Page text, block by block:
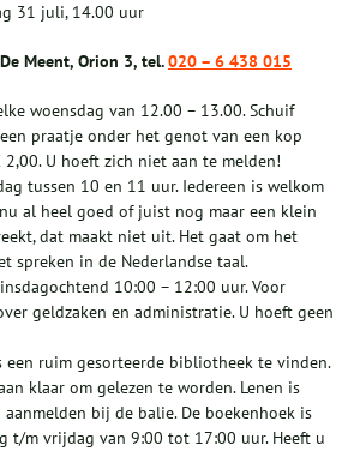
31 juli, 14.00 uur
Meent, Orion 3, tel.020 – 6 438 015
woensdag van 12.00 – 13.00. Schuif
praatje onder het genot van een kop
U hoeft zich niet aan te melden!
tussen 10 en 11 uur. Iedereen is welkom
al heel goed of juist nog maar een klein
dat maakt niet uit. Het gaat om het
spreken in de Nederlandse taal.
10:00 – 12:00 uur. Voor
geldzaken en administratie. U hoeft geen
een ruim gesorteerde bibliotheek te vinden.
klaar om gelezen te worden. Lenen is
bij de balie. De boekenhoek is
t/m vrijdag van 9:00 tot 17:00 uur. Heeft u